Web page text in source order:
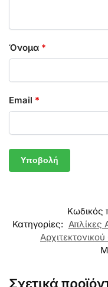
Όνομα *
Email *
Κωδικός
Κατηγορίες: Απλίκες
Σχετικά